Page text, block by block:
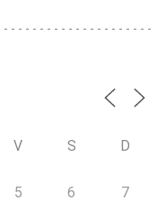
V S D
5 6 7